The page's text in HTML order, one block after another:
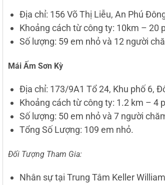
Địa chỉ: 156 Võ Thị Liễu, An Phú
Khoảng cách từ công ty: 10km – 20
Số lượng: 59 em nhỏ và 12 người
Mái Ấm Sơn Kỳ
Địa chỉ: 173/9A1 Tổ 24, Khu phố 6,
Khoảng cách từ công ty: 1.2 km – 4
Số lượng: 50 em nhỏ và 7 người
Tổng Số Lượng: 109 em nhỏ.
Đối Tượng Tham Gia:
Nhân sự tại Trung Tâm Keller